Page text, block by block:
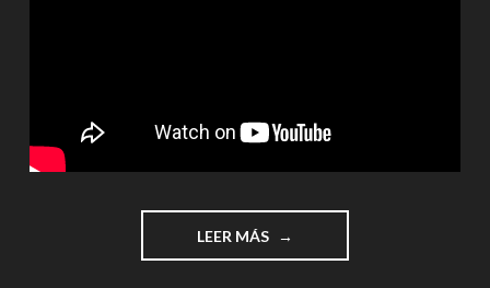
LEER MÁS "¡¡¡SUMAS
EN